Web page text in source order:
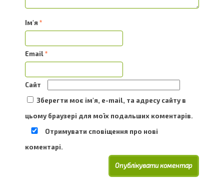
Ім'я *
Email*
Сайт
Зберегти моє ім'я, e-mail, та адресу сайту в
цьому браузері для моїх подальших коментарів.
Отримувати сповіщення про нові
коментарі.